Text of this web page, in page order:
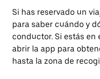
Si has reservado un
para saber cuándo y
conductor. Si estás
abrir la app para
hasta la zona de